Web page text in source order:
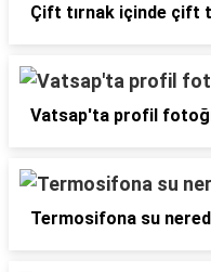
Çift tırnak içinde çift
Vatsap'ta profil
Termosifona su